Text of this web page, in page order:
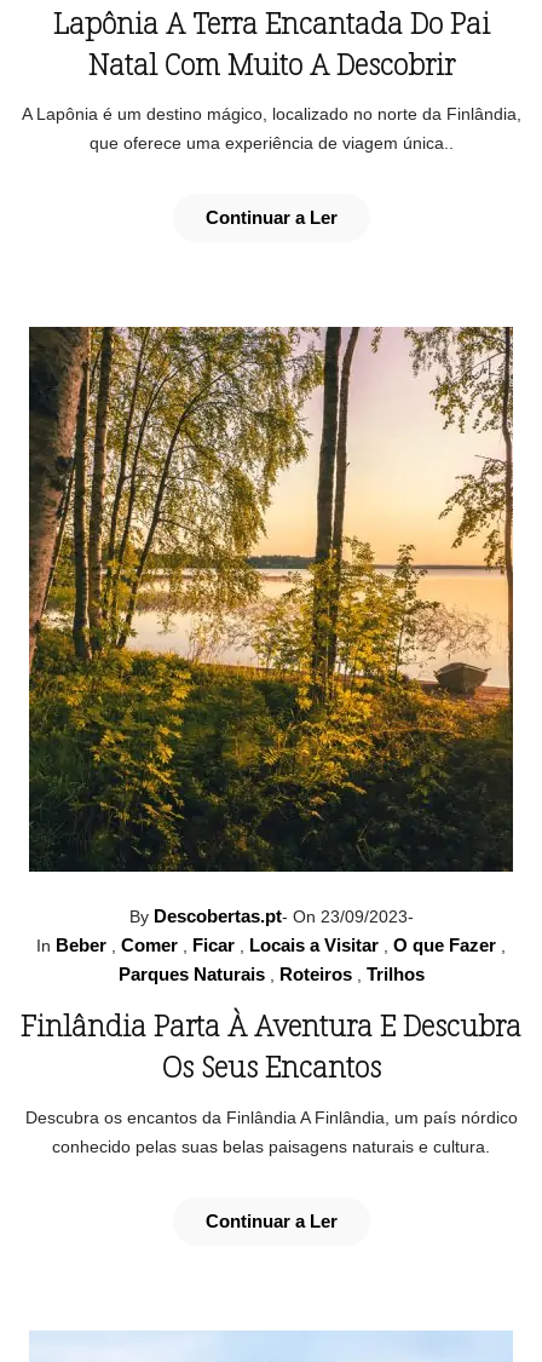
Lapônia A Terra Encantada Do Pai
Natal Com Muito A Descobrir
A Lapônia é um destino mágico, localizado no norte da Finlândia,
que oferece uma experiência de viagem única..
Continuar a Ler
By Descobertas.pt- On 23/09/2023-
In Beber Comer Ficar Locais a Visitar O que Fazer
Parques Naturais, Roteiros, Trilhos
Finlândia Parta À Aventura E Descubra
Os Seus Encantos
Descubra os encantos da Finlândia A Finlândia, um país nórdico
conhecido pelas suas belas paisagens naturais e cultura.
Continuar a Ler